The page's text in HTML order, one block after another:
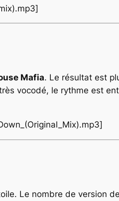
Mafia. Le résultat est
vocodé, le rythme est
Le nombre de version